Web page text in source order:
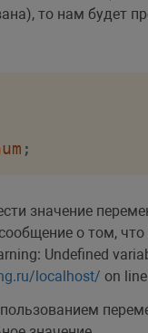
то нам будет
;
значение
о том,
Undefined
localhost/ on